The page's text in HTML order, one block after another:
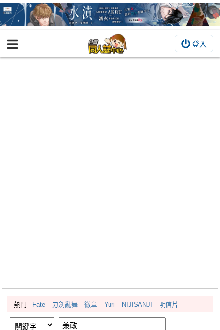
登入
BOOKY書集倉庫
繪圖藝廊
交流中心
攤位轉讓區
熱門 Fate 刀劍亂舞 徽章 Yuri NIJISANJI 明信片